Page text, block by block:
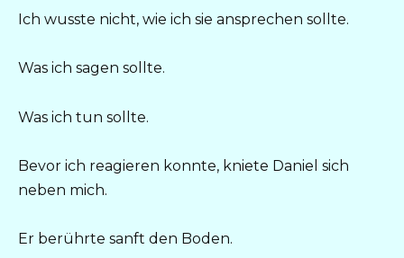
Ich wusste nicht, wie ich sie ansprechen sollte.
Was ich sagen sollte.
Was ich tun sollte.
Bevor ich reagieren konnte, kniete Daniel sich
neben mich.
Er berührte sanft den Boden.